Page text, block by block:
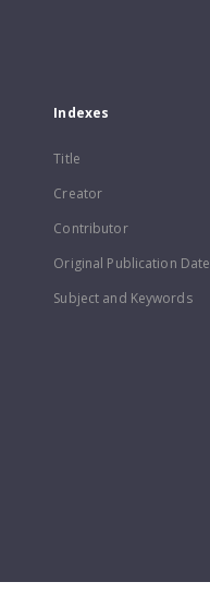
Indexes
Title
Creator
Contributor
Original Publication Date
Subject and Keywords